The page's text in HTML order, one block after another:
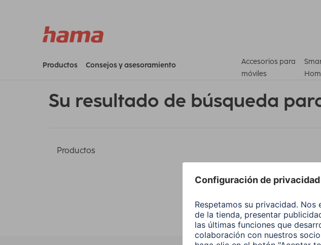
Productos Consejos y asesoramiento
Accesorios para
móviles
Su resultado de búsqueda
Productos